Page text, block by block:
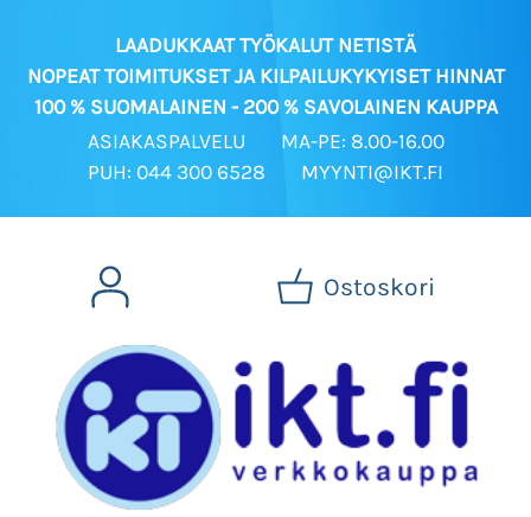
LAADUKKAAT TYÖKALUT NETISTÄ
NOPEAT TOIMITUKSET JA KILPAILUKYKYISET HINNAT
100 % SUOMALAINEN - 200 % SAVOLAINEN KAUPPA
ASIAKASPALVELU
MA-PE: 8.00-16.00
PUH: 044 300 6528
MYYNTI@IKT.FI
Ostoskori